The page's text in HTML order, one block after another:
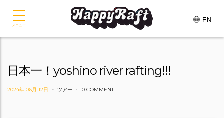
EN
日本一！yoshino river rafting!!!
2024年 06月 12日 ツアー 0 COMMENT
メニュー